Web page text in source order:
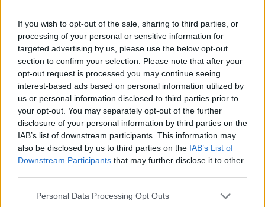
If you wish to opt-out of the sale, sharing to third parties, or
processing of your personal or sensitive information for
targeted advertising by us, please use the below opt-out
section to confirm your selection. Please note that after your
opt-out request is processed you may continue seeing
interest-based ads based on personal information utilized by
us or personal information disclosed to third parties prior to
your opt-out. You may separately opt-out of the further
disclosure of your personal information by third parties on the
IAB’s list of downstream participants. This information may
also be disclosed by us to third parties on the IAB’s List of
Downstream Participants that may further disclose it to other
Personal Data Processing Opt Outs
Samarate –Dove il sogno profuma di pane: la
corte contadina di Samarate racconta in
parole e musica. Un lungo ballatoio, mille
vite e storie: domenica diventa lo sfondo del
concerto inaugurale di “Storie di cortile”, con
i Sulutumana. E con un “libro di famiglia” in
quindici pannelli, da sfogliare mentre si
Saronno –A Saronno e Bollate doppia